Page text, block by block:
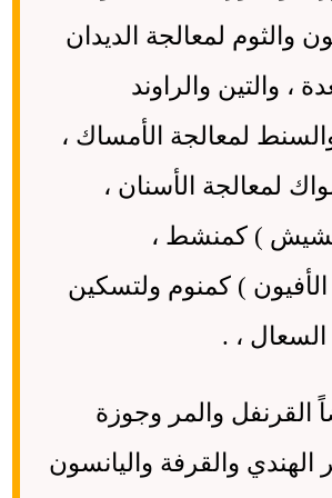
والثوم لمعالجة الديدان
، والتين والراوند
لمعالجة الأمساك ،
لمعالجة الأسنان ،
) كمنشط ،
) كمنوم ولتسكين
السعال ، .
القرنفل والمر وجوزة
الهندي والقرفة واليانسون